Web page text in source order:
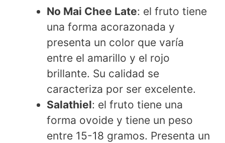
No Mai Chee Late: el fruto tiene
una forma acorazonada y
presenta un color que varía
entre el amarillo y el rojo
brillante. Su calidad se
caracteriza por ser excelente.
Salathiel: el fruto tiene una
forma ovoide y tiene un peso
entre 15-18 gramos. Presenta un